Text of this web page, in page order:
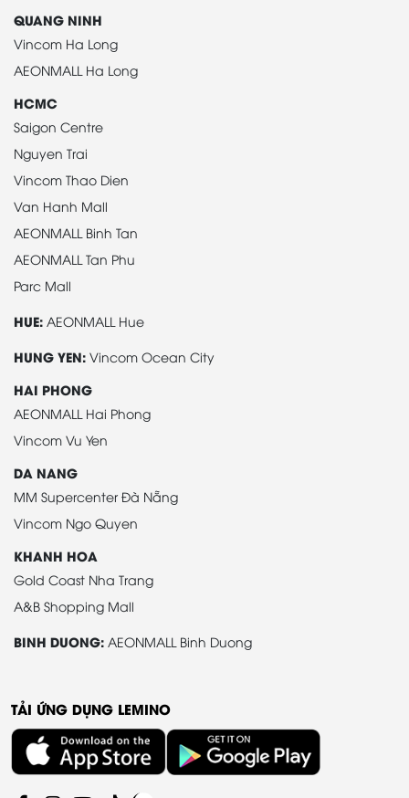
QUANG NINH
Vincom Ha Long
AEONMALL Ha Long
HCMC
Saigon Centre
Nguyen Trai
Vincom Thao Dien
Van Hanh Mall
AEONMALL Binh Tan
AEONMALL Tan Phu
Parc Mall
HUE: AEONMALL Hue
HUNG YEN: Vincom Ocean City
HAI PHONG
AEONMALL Hai Phong
Vincom Vu Yen
DA NANG
MM Supercenter Đà Nẵng
Vincom Ngo Quyen
KHANH HOA
Gold Coast Nha Trang
A&B Shopping Mall
BINH DUONG: AEONMALL Binh Duong
TẢI ỨNG DỤNG LEMINO